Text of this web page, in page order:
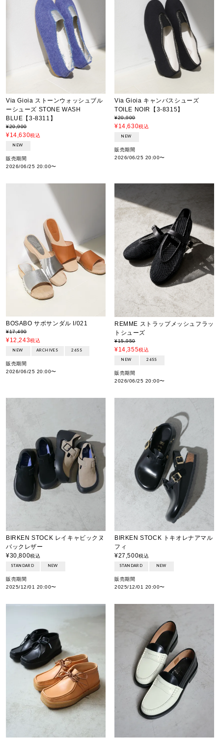
Via Gioia ストーンウォッシュブル
ーシューズ STONE WASH
BLUE【3-8311】
¥20,900
¥14,630税込
NEW
販売期間
2026/06/25 20:00〜
Via Gioia キャンバスシューズ
TOILE NOIR【3-8315】
¥20,900
¥14,630税込
NEW
販売期間
2026/06/25 20:00〜
BOSABO サボサンダル I/021
¥17,490
¥12,243税込
NEW ARCHIVES 26SS
販売期間
2026/06/25 20:00〜
REMME ストラップメッシュフラッ
トシューズ
¥15,950
¥14,355税込
NEW 26SS
販売期間
2026/06/25 20:00〜
BIRKEN STOCK レイキャビックヌ
バックレザー
¥30,800税込
STANDARD NEW
販売期間
2025/12/01 20:00〜
BIRKEN STOCK トキオレナアマル
フィ
¥27,500税込
STANDARD NEW
販売期間
2025/12/01 20:00〜